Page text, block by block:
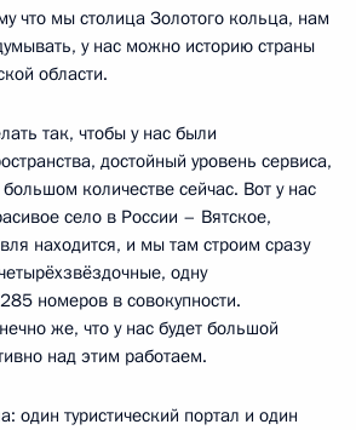
что мы столица Золотого кольца, нам
у нас можно историю страны
области.
так, чтобы у нас были
достойный уровень сервиса,
количестве сейчас. Вот у нас
село в России – Вятское,
находится, и мы там строим сразу
одну
номеров в совокупности.
же, что у нас будет большой
над этим работаем.
один туристический портал и один